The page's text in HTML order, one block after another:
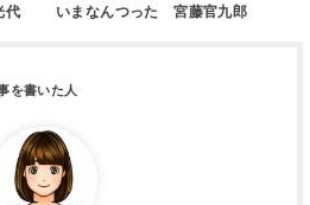
代 いまなんつった 宮藤官九郎